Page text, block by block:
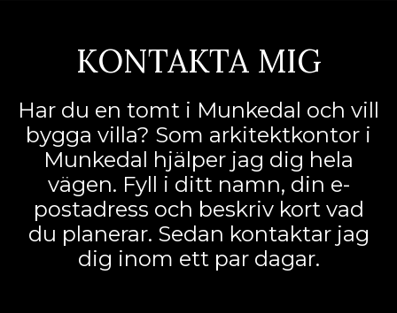
KONTAKTA MIG
Har du en tomt i Munkedal och vill
bygga villa? Som arkitektkontor i
Munkedal hjälper jag dig hela
vägen. Fyll i ditt namn, din e-
postadress och beskriv kort vad
du planerar. Sedan kontaktar jag
dig inom ett par dagar.